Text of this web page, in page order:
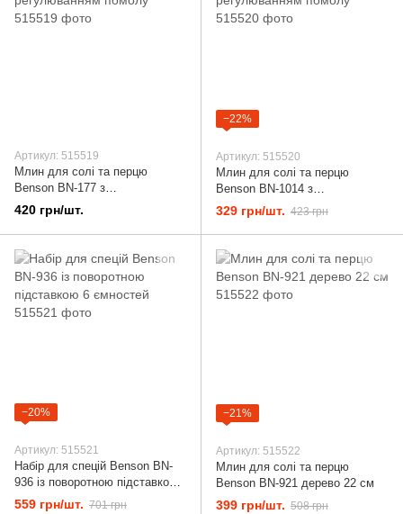
Артикул: 515519
Млин для солі та перцю
Benson BN-177 з
регулюванням помолу
420 грн/шт.
−22%
Артикул: 515520
Млин для солі та перцю
Benson BN-1014 з
регулюванням помолу
329 грн/шт. 423 грн
−20%
Артикул: 515521
Набір для спецій Benson BN-
936 із поворотною підставкою
6 ємностей
559 грн/шт. 701 грн
−21%
Артикул: 515522
Млин для солі та перцю
Benson BN-921 дерево 22 см
399 грн/шт. 508 грн